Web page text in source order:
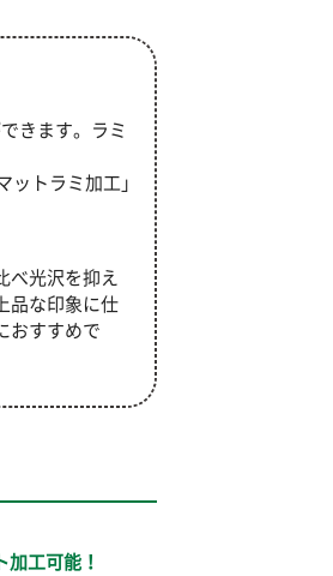
きます。ラミ
トラミ加工」
べ光沢を抑え
品な印象に仕
おすすめで
加工可能！